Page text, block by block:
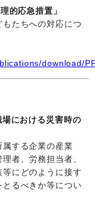
的応急措置」
たちへの対応につ
download/
における災害時の
する企業の産業
者、労務担当者、
にどのように接す
るべきか等につい